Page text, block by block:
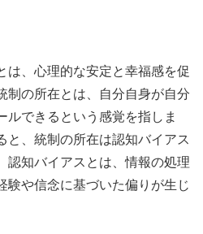
は、心理的な安定と幸福感を促
制の所在とは、自分自身が自分
ルできるという感覚を指しま
と、統制の所在は認知バイアス
認知バイアスとは、情報の処理
験や信念に基づいた偏りが生じ